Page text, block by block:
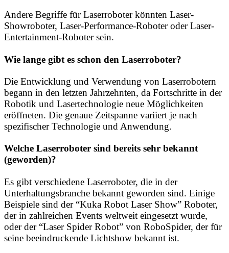
Andere Begriffe für Laserroboter könnten Laser-
Showroboter, Laser-Performance-Roboter oder Laser-
Entertainment-Roboter sein.
Wie lange gibt es schon den Laserroboter?
Die Entwicklung und Verwendung von Laserrobotern
begann in den letzten Jahrzehnten, da Fortschritte in der
Robotik und Lasertechnologie neue Möglichkeiten
eröffneten. Die genaue Zeitspanne variiert je nach
spezifischer Technologie und Anwendung.
Welche Laserroboter sind bereits sehr bekannt
(geworden)?
Es gibt verschiedene Laserroboter, die in der
Unterhaltungsbranche bekannt geworden sind. Einige
Beispiele sind der “Kuka Robot Laser Show” Roboter,
der in zahlreichen Events weltweit eingesetzt wurde,
oder der “Laser Spider Robot” von RoboSpider, der für
seine beeindruckende Lichtshow bekannt ist.